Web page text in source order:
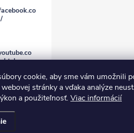
cookie, aby sme vám umožnili
stránky a vďaka analýze
a použiteľnosť. Viac informácií